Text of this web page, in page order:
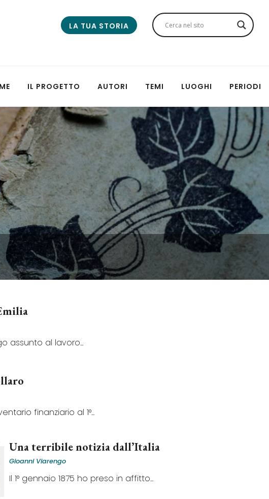
LA TUA STORIA
IL PROGETTO AUTORI TEMI LUOGHI PERIODI
assunto al lavoro...
finanziario al 1°...
Una terribile notizia dall’Italia
Gioanni Viarengo
Il 1° gennaio 1875 ho preso in affitto...